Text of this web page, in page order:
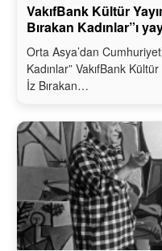
VakıfBank Kültür
Bırakan Kadınlar”ı
Orta Asya’dan
Kadınlar” VakıfBank
İz Bırakan…